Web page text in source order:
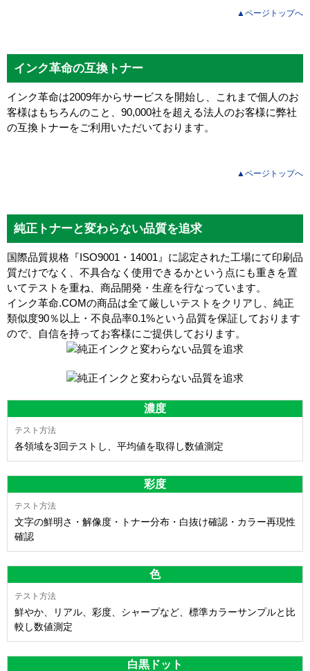
▲ページトップへ
インク革命の互換トナー
インク革命は2009年からサービスを開始し、これまで個人のお
客様はもちろんのこと、90,000社を超える法人のお客様に弊社
の互換トナーをご利用いただいております。
▲ページトップへ
純正トナーと変わらない品質を追求
国際品質規格『ISO9001・14001』に認定された工場にて印刷品
質だけでなく、不具合なく使用できるかという点にも重きを置
いてテストを重ね、商品開発・生産を行なっています。
インク革命.COMの商品は全て厳しいテストをクリアし、 純正
類似度90％以上・不良品率0.1%という品質を保証しております
ので、自信を持ってお客様にご提供しております。
濃度
各領域を3回テストし、平均値を取得し数値測定
彩度
文字の鮮明さ・解像度・トナー分布・白抜け確認・カラー再現性
確認
色
鮮やか、リアル、彩度、シャープなど、標準カラーサンプルと比
較し数値測定
白黒ドット